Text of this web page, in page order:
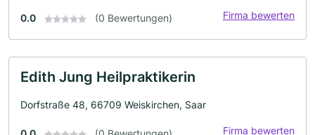
0.0 (0 Bewertungen) Firma bewerten
Edith Jung Heilpraktikerin
Dorfstraße 48, 66709 Weiskirchen, Saar
Firma bewerten